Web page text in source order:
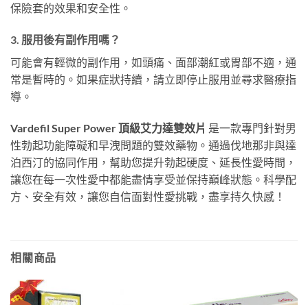
保險套的效果和安全性。
3. 服用後有副作用嗎？
可能會有輕微的副作用，如頭痛、面部潮紅或胃部不適，通
常是暫時的。如果症狀持續，請立即停止服用並尋求醫療指
導。
Vardefil Super Power 頂級艾力達雙效片 是一款專門針對男
性勃起功能障礙和早洩問題的雙效藥物。通過伐地那非與達
泊西汀的協同作用，幫助您提升勃起硬度、延長性愛時間，
讓您在每一次性愛中都能盡情享受並保持巔峰狀態。科學配
方、安全有效，讓您自信面對性愛挑戰，盡享持久快感！
相關商品